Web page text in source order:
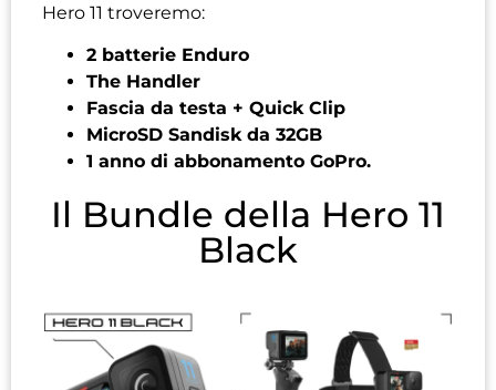
Hero 11 troveremo:
2 batterie Enduro
The Handler
Fascia da testa + Quick Clip
MicroSD Sandisk da 32GB
1 anno di abbonamento GoPro.
Il Bundle della Hero 11
Black